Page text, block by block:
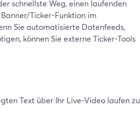
schnellste Weg, einen laufenden
Ticker-Funktion im
Sie automatisierte Datenfeeds,
können Sie externe Ticker-Tools
Text über Ihr Live-Video laufen zu